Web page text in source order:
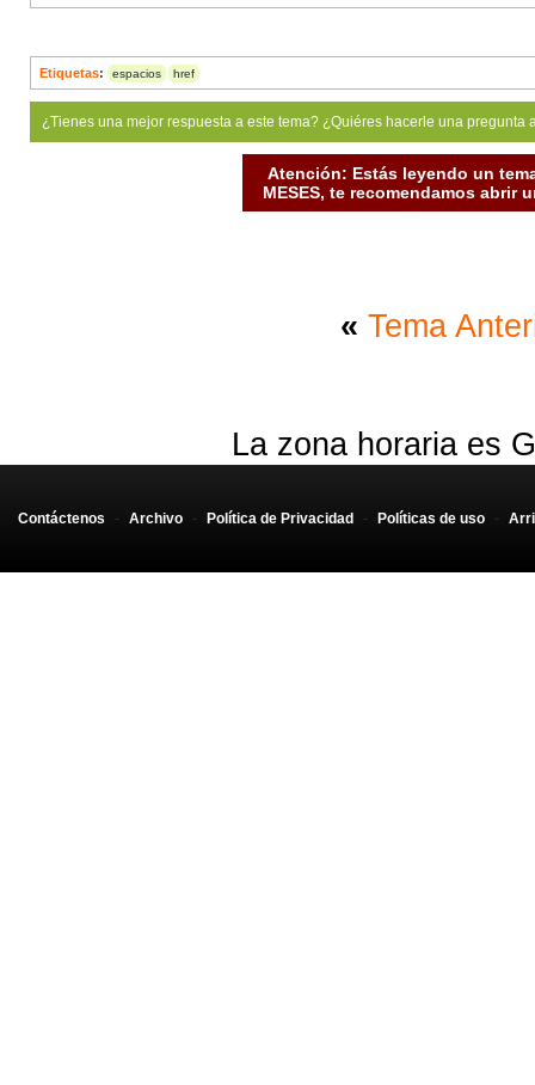
Etiquetas: espacios href
¿Tienes una mejor respuesta a este tema? ¿Quiéres hacerle una
Atención: Estás leyendo un
MESES, te recomendamos abrir
« Tema
La zona horaria es
Contáctenos - Archivo - Política de Privacidad - Políticas de uso -